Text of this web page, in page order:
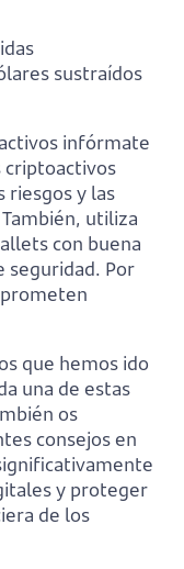
sustraídos
infórmate
criptoactivos
riesgos y las
utiliza
con buena
seguridad. Por
que hemos ido
una de estas
os
consejos en
y proteger
de los